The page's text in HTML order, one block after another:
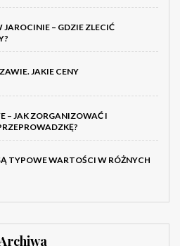
– GDZIE ZLECIĆ
JAKIE CENY
– JAK ZORGANIZOWAĆ I
TYPOWE WARTOŚCI W RÓŻNYCH